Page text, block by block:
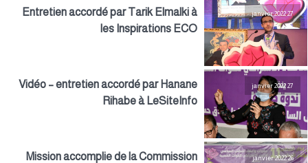
27 janvier 2022
Entretien accordé par Tarik Elmalki à
les Inspirations ECO
27 janvier 2022
Vidéo – entretien accordé par Hanane
Rihabe à LeSiteInfo
26 janvier 2022
Mission accomplie de la Commission